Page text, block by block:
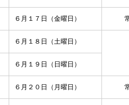
６月１７日（金曜日）
６月１８日（土曜日）
６月１９日（日曜日）
６月２０日（月曜日）